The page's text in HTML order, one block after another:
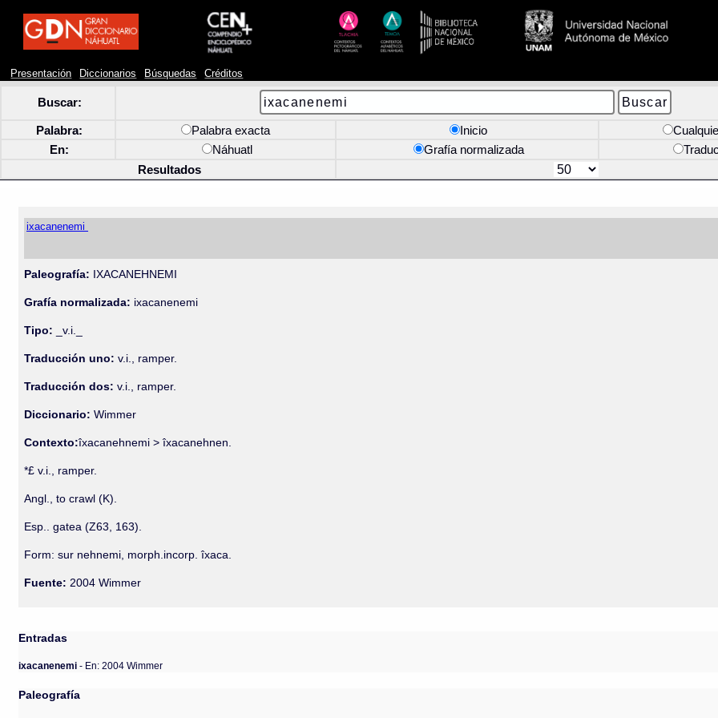
Presentación Diccionarios Búsquedas Créditos
Buscar:
Palabra: Palabra exacta Inicio
En:
Náhuatl Grafía normalizada
Resultados
ixacanenemi
Paleografía: IXACANEHNEMI
Grafía normalizada: ixacanenemi
Tipo: _v.i._
Traducción uno: v.i., ramper.
Traducción dos: v.i., ramper.
Diccionario:Wimmer
Contexto:îxacanehnemi > îxacanehnen.
*£ v.i., ramper.
Angl., to crawl (K).
Esp.. gatea (Z63, 163).
Form: sur nehnemi, morph.incorp. îxaca.
Fuente: 2004 Wimmer
Entradas
ixacanenemi- En: 2004 Wimmer
Paleografía